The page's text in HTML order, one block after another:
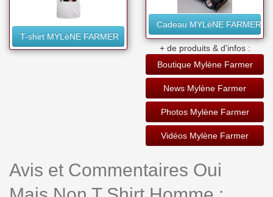
T-shirt MYLèNE FARMER
Cadeau MYLèNE FARMER
+ de produits & d'infos :
Boutique Mylène Farmer
News Mylène Farmer
Photos Mylène Farmer
Vidéos Mylène Farmer
Avis et Commentaires Oui